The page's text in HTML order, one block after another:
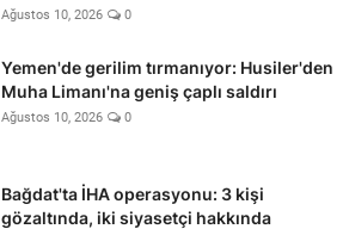
Ağustos 10, 2026 0
Yemen'de gerilim tırmanıyor: Husiler'den
Muha Limanı'na geniş çaplı saldırı
Ağustos 10, 2026 0
Bağdat'ta İHA operasyonu: 3 kişi
gözaltında, iki siyasetçi hakkında